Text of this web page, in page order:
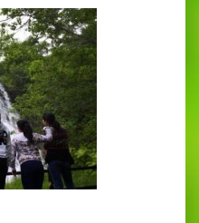
生・学費減免制度
関連よくある質問
試イベント情報
路実績